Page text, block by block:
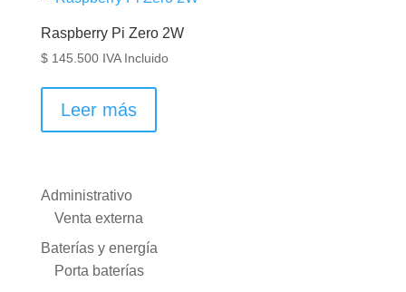
Raspberry Pi Zero 2W
$145.500 IVA Incluido
Leer más
Administrativo
Venta externa
Baterías y energía
Porta baterías